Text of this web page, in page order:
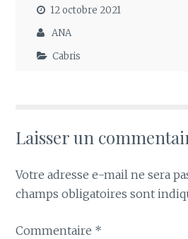
12 octobre 2021
ANA
Cabris
Laisser un
Votre adresse e-mail ne sera
champs obligatoires sont
Commentaire *